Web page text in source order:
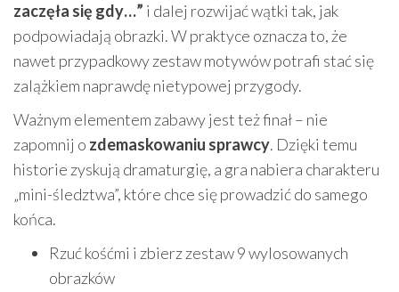
zaczęła się gdy…” i dalej rozwijać wątki tak, jak
podpowiadają obrazki. W praktyce oznacza to, że
nawet przypadkowy zestaw motywów potrafi stać się
zalążkiem naprawdę nietypowej przygody.
Ważnym elementem zabawy jest też finał – nie
zapomnij o zdemaskowaniu sprawcy. Dzięki temu
historie zyskują dramaturgię, a gra nabiera charakteru
„mini-śledztwa”, które chce się prowadzić do samego
końca.
Rzuć kośćmi i zbierz zestaw 9 wylosowanych
obrazków